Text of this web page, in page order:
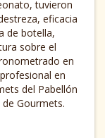
tuvieron
eficacia
de botella,
sobre el
en
en
del Pabellón
Gourmets.